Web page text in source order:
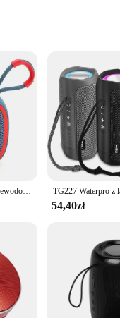
resonates with every
your local news station
it a stylish addition to
charm to your
up a temporary radio
its category, ensuring
T&G TG659 Mini bezprzewodowy potężny głośnik Bluetooth TWS Bluetooth 5.3 Sound Box głośnik HIFI obsługa radia z kartą TF
54,40zł